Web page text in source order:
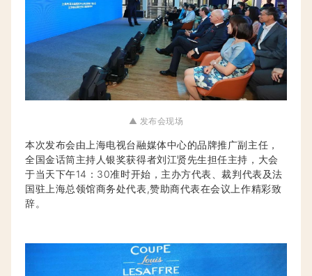
▲ 发布会现场
本次发布会由上海电视台融媒体中心的品牌推广副主任，
全国金话筒主持人银奖获得者刘江贤先生担任主持，大会
于当天下午14：30准时开始，主办方代表、裁判代表及法
国驻上海总领馆商务处代表,赞助商代表在会议上作精彩致
辞。